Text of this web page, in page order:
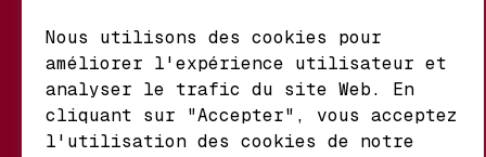
Mathieu S.A. Vins fins
d'origine
Chemin du Coteau 29 A
Nous utilisons des cookies pour
améliorer l'expérience utilisateur et
analyser le trafic du site Web. En
cliquant sur "Accepter", vous acceptez
l'utilisation des cookies de notre